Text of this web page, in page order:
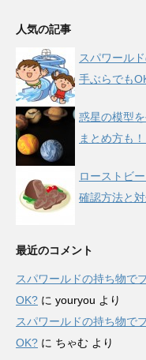
人気の記事
スパワール
手ぶらでも
惑星の模型
まとめ方も！
ローストビ
確認方法と
最近のコメント
スパワールドの持ち物で
OK? に youryou より
スパワールドの持ち物で
OK? に ちゃむ より